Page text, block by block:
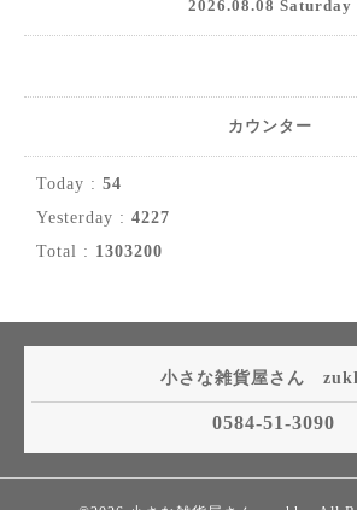
2026.08.08 Saturday
カウンター
Today : 54
Yesterday : 4227
Total : 1303200
小さな雑貨屋さん
0584-51-3090